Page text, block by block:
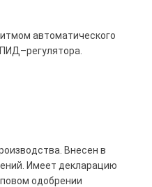
автоматического
Внесен в
Имеет декларацию
одобрении